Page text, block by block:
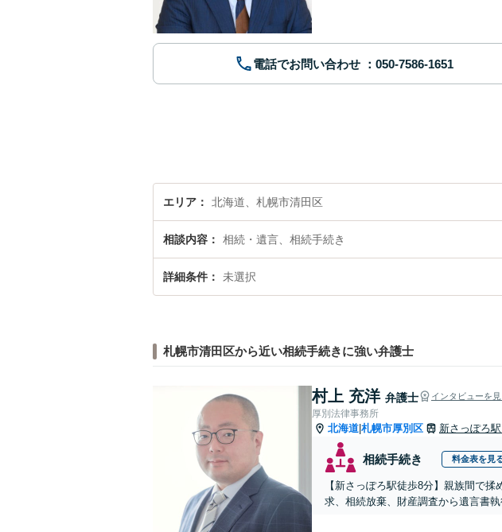
電話でお問い合わせ
エリア 北海道、札幌市清田区
相談内容 相続・遺言、相続手続き
詳細条件 未選択
札幌市清田区から近い相続手続きに強い弁護士
村上 充洋 弁護士 インタビューを見
厚別法律事務所
北海道 札幌市厚別区 新さっぽろ駅
相続手続き 料金表を見
【新さっぽろ駅徒歩8分】親族間で
求、相続放棄、財産調査から遺言書